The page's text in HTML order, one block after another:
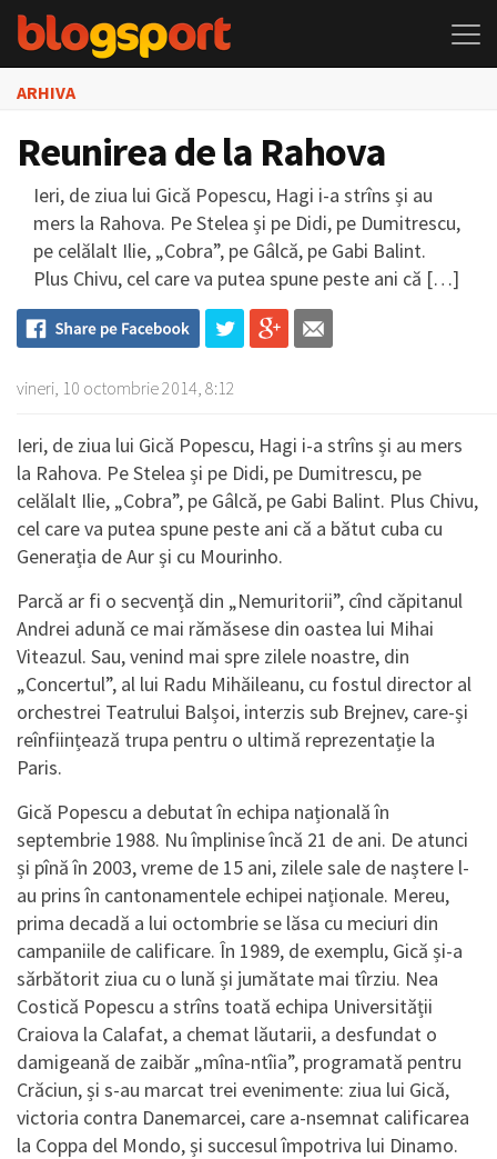
ARHIVA
Reunirea de la Rahova
Ieri, de ziua lui Gică Popescu, Hagi i-a strîns și au
mers la Rahova. Pe Stelea și pe Didi, pe Dumitrescu,
pe celălalt Ilie, „Cobra”, pe Gâlcă, pe Gabi Balint.
Plus Chivu, cel care va putea spune peste ani că […]
vineri, 10 octombrie 2014, 8:12
Ieri, de ziua lui Gică Popescu, Hagi i-a strîns și au mers
la Rahova. Pe Stelea și pe Didi, pe Dumitrescu, pe
celălalt Ilie, „Cobra”, pe Gâlcă, pe Gabi Balint. Plus Chivu,
cel care va putea spune peste ani că a bătut cuba cu
Generația de Aur și cu Mourinho.
Parcă ar fi o secvenţă din „Nemuritorii”, cînd căpitanul
Andrei adună ce mai rămăsese din oastea lui Mihai
Viteazul. Sau, venind mai spre zilele noastre, din
„Concertul”, al lui Radu Mihăileanu, cu fostul director al
orchestrei Teatrului Balșoi, interzis sub Brejnev, care-și
reînființează trupa pentru o ultimă reprezentație la
Paris.
Gică Popescu a debutat în echipa națională în
septembrie 1988. Nu împlinise încă 21 de ani. De atunci
și pînă în 2003, vreme de 15 ani, zilele sale de naștere l-
au prins în cantonamentele echipei naționale. Mereu,
prima decadă a lui octombrie se lăsa cu meciuri din
campaniile de calificare. În 1989, de exemplu, Gică și-a
sărbătorit ziua cu o lună și jumătate mai tîrziu. Nea
Costică Popescu a strîns toată echipa Universității
Craiova la Calafat, a chemat lăutarii, a desfundat o
damigeană de zaibăr „mîna-ntîia”, programată pentru
Crăciun, și s-au marcat trei evenimente: ziua lui Gică,
victoria contra Danemarcei, care a-nsemnat calificarea
la Coppa del Mondo, și succesul împotriva lui Dinamo.